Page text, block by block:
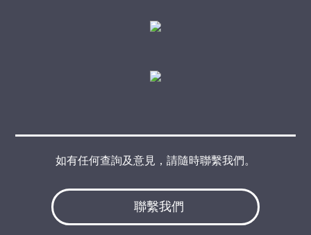
聯繫我們
如有任何查詢及意見，請隨時聯繫我們。